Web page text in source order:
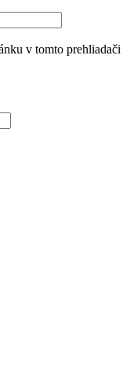
v tomto prehliadači